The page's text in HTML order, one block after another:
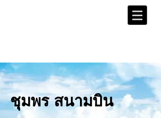
ชุมพรสนามบิน